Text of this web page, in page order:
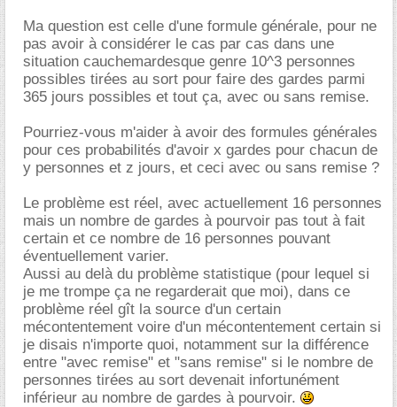
Ma question est celle d'une formule générale, pour ne
pas avoir à considérer le cas par cas dans une
situation cauchemardesque genre 10^3 personnes
possibles tirées au sort pour faire des gardes parmi
365 jours possibles et tout ça, avec ou sans remise.
Pourriez-vous m'aider à avoir des formules générales
pour ces probabilités d'avoir x gardes pour chacun de
y personnes et z jours, et ceci avec ou sans remise ?
Le problème est réel, avec actuellement 16 personnes
mais un nombre de gardes à pourvoir pas tout à fait
certain et ce nombre de 16 personnes pouvant
éventuellement varier.
Aussi au delà du problème statistique (pour lequel si
je me trompe ça ne regarderait que moi), dans ce
problème réel gît la source d'un certain
mécontentement voire d'un mécontentement certain si
je disais n'importe quoi, notamment sur la différence
entre "avec remise" et "sans remise" si le nombre de
personnes tirées au sort devenait infortunément
inférieur au nombre de gardes à pourvoir.